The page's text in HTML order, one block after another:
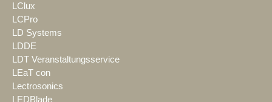
LClux
LCPro
LD Systems
LDDE
LDT Veranstaltungsservice
LEaT con
Lectrosonics
LEDBlade